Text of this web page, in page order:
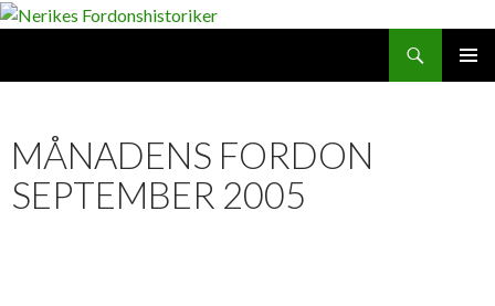
MÅNADENS FORDON
SEPTEMBER 2005